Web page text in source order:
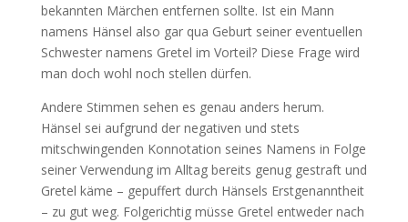
bekannten Märchen entfernen sollte. Ist ein Mann
namens Hänsel also gar qua Geburt seiner eventuellen
Schwester namens Gretel im Vorteil? Diese Frage wird
man doch wohl noch stellen dürfen.
Andere Stimmen sehen es genau anders herum.
Hänsel sei aufgrund der negativen und stets
mitschwingenden Konnotation seines Namens in Folge
seiner Verwendung im Alltag bereits genug gestraft und
Gretel käme – gepuffert durch Hänsels Erstgenanntheit
– zu gut weg. Folgerichtig müsse Gretel entweder nach